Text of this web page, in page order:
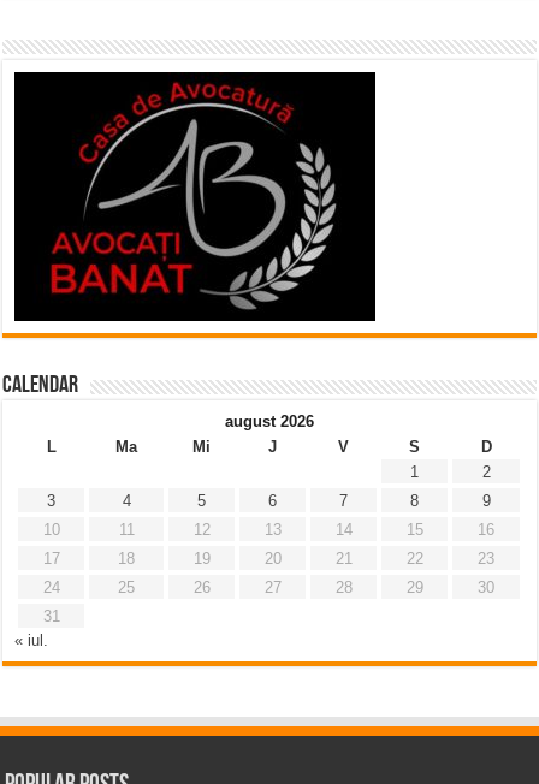
Calendar
august 2026
L
Ma Mi J V S
D
1
2
3
4 5 6 7 8
9
10
11 12 13 14 15
16
17
18 19 20 21 22
23
24
25 26 27 28 29
30
31
« iul.